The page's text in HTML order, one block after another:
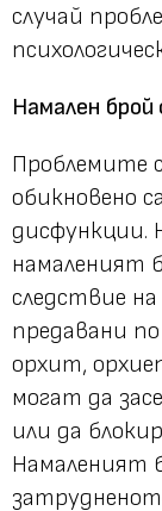
случай
Намален
Проблемите
обикновено
дисфункции.
намаленият
следствие
предавани
орхит,
могат да
или да
Намаленият